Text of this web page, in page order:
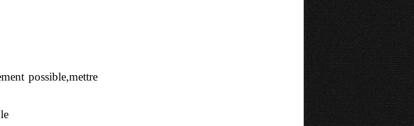
possible,mettre